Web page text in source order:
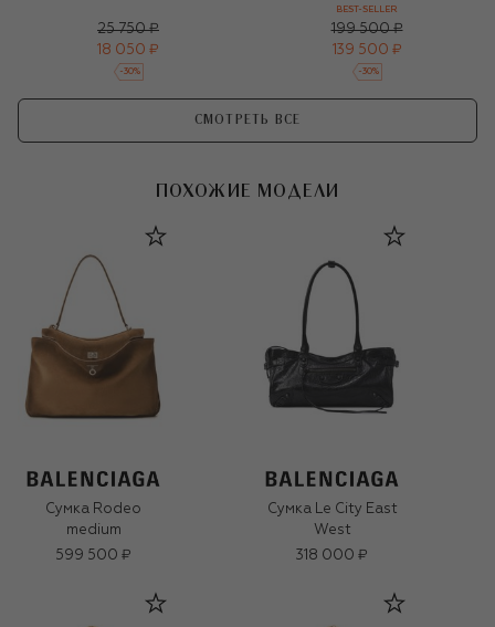
25 750 ₽
18 050 ₽
-30%
BEST-SELLER
199 500 ₽
139 500 ₽
-30%
СМОТРЕТЬ ВСЕ
ПОХОЖИЕ МОДЕЛИ
Сумка Rodeo
medium
599 500 ₽
Сумка Le City East
West
318 000 ₽